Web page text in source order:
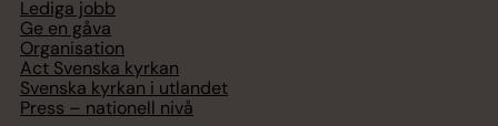
Lediga jobb
Ge en gåva
Organisation
Act Svenska kyrkan
Svenska kyrkan i utlandet
Press – nationell nivå